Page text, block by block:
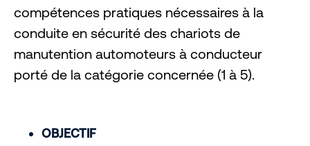
compétences pratiques nécessaires à la
conduite en sécurité des chariots de
manutention automoteurs à conducteur
porté de la catégorie concernée (1 à 5).
OBJECTIF